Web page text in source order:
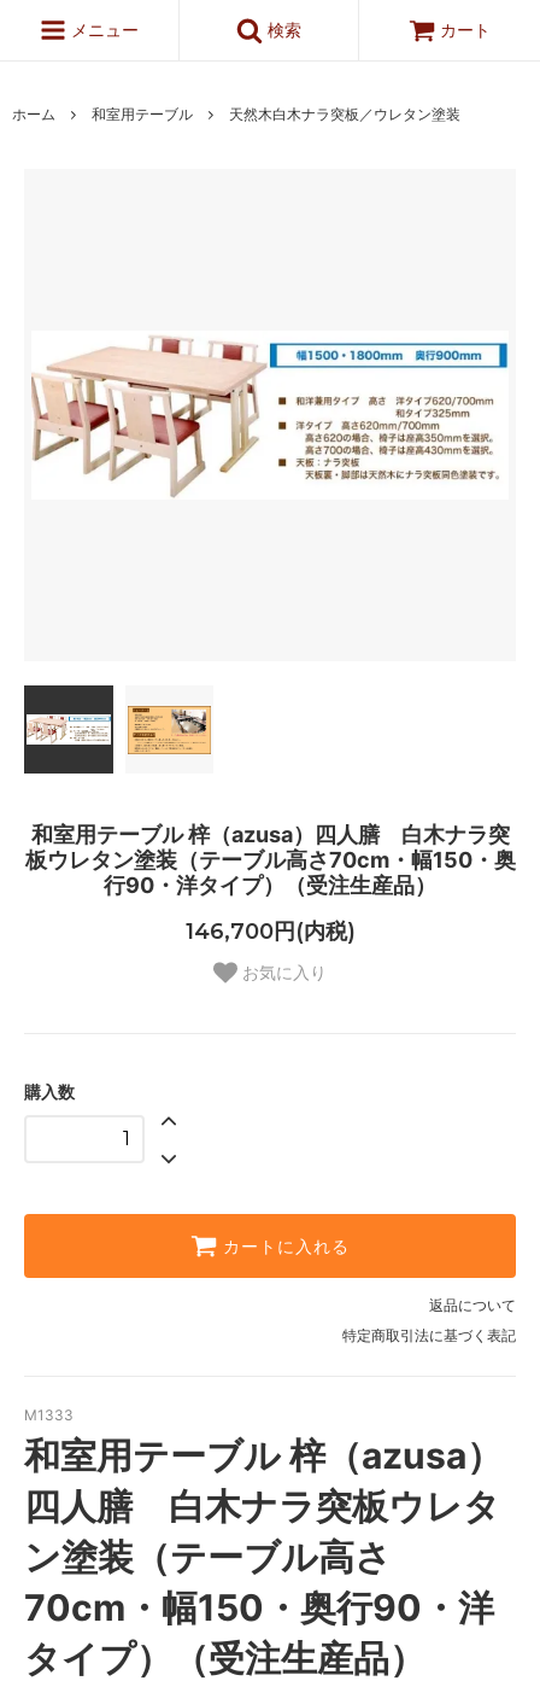
メニュー 検索 カート
ホーム 和室用テーブル 天然木白木ナラ突板／ウレタン塗装
和室用テーブル 梓（azusa）四人膳 白木ナラ突
板ウレタン塗装（テーブル高さ70cm・幅150・奥
行90・洋タイプ）（受注生産品）
146,700円(内税)
お気に入り
購入数
カートに入れる
返品について
特定商取引法に基づく表記
M1333
和室用テーブル 梓（azusa）
四人膳 白木ナラ突板ウレタ
ン塗装（テーブル高さ
70cm・幅150・奥行90・洋
タイプ）（受注生産品）